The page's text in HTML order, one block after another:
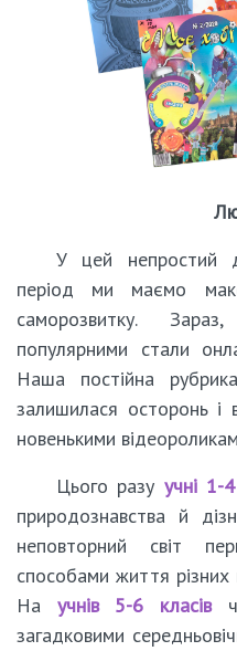
У цей непростий
період ми маємо
саморозвитку.
популярними стали
Наша постійна
залишилася осторонь і
новенькими
Цього разу учні 1-
природознавства й
неповторний світ
способами життя різних
На учнів 5-6 класів
загадковими